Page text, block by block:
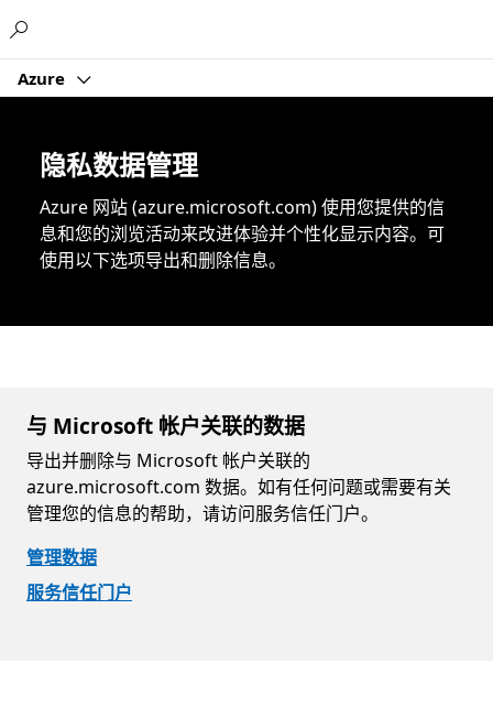
Azure
隐私数据管理
Azure 网站 (azure.microsoft.com) 使用您提供的信
息和您的浏览活动来改进体验并个性化显示内容。可
使用以下选项导出和删除信息。
与 Microsoft 帐户关联的数据
导出并删除与 Microsoft 帐户关联的
azure.microsoft.com 数据。如有任何问题或需要有关
管理您的信息的帮助，请访问服务信任门户。
管理数据
服务信任门户